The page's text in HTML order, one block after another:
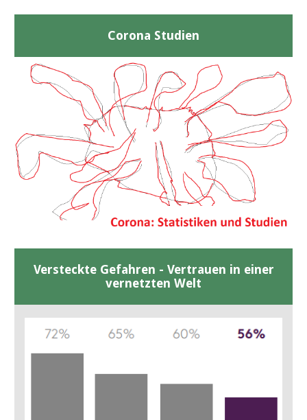
Corona Studien
Versteckte Gefahren - Vertrauen in einer
vernetzten Welt